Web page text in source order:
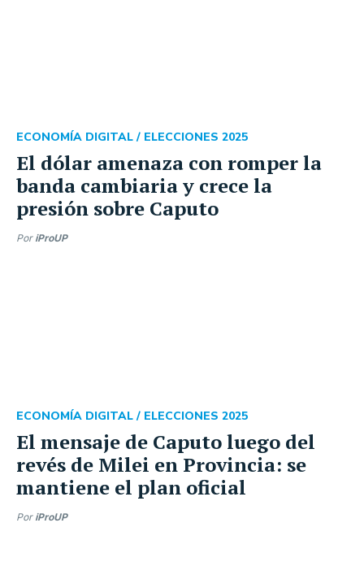
El dólar amenaza con romper la
banda cambiaria y crece la
presión sobre Caputo
ECONOMÍA DIGITAL / ELECCIONES 2025
Por iProUP
El mensaje de Caputo luego del
revés de Milei en Provincia: se
mantiene el plan oficial
ECONOMÍA DIGITAL / ELECCIONES 2025
Por iProUP